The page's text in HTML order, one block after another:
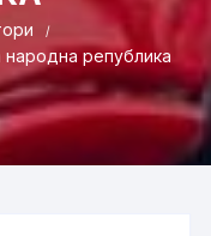
република